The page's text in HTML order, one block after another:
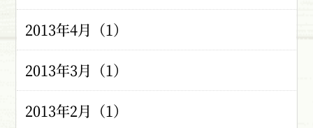
2013年4月（1）
2013年3月（1）
2013年2月（1）